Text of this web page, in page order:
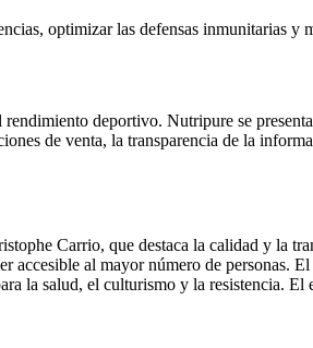
optimizar las defensas inmunitarias y
deportivo. Nutripure se
de venta, la transparencia de la
Carrio, que destaca la calidad y la
accesible al mayor número de personas.
la salud, el culturismo y la resistencia.